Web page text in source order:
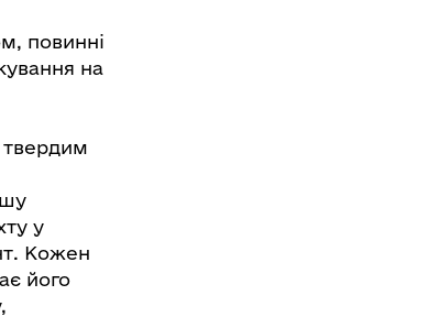
повинні
на
твердим
у
Кожен
його